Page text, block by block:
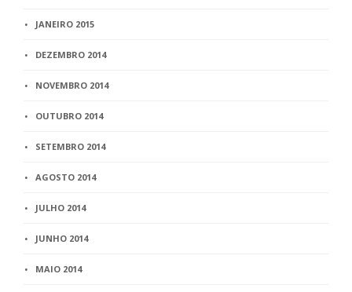
JANEIRO 2015
DEZEMBRO 2014
NOVEMBRO 2014
OUTUBRO 2014
SETEMBRO 2014
AGOSTO 2014
JULHO 2014
JUNHO 2014
MAIO 2014